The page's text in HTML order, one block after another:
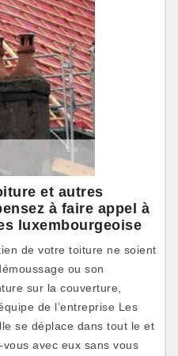
et autres
à faire appel à
luxembourgeoise
de votre toiture ne soient
ou son
sur la couverture,
de l’entreprise Les
se déplace dans tout le et
avec eux sans vous